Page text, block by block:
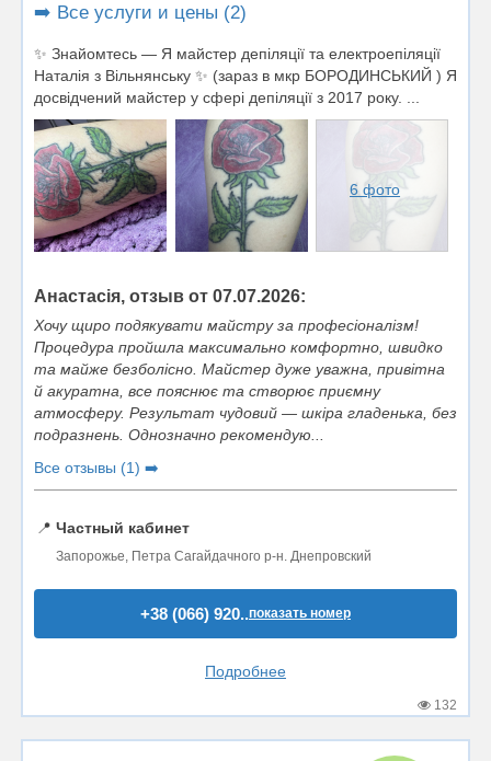
➡️ Все услуги и цены (2)
✨ Знайомтесь — Я майстер депіляції та електроепіляції
Наталія з Вільнянську ✨ (зараз в мкр БОРОДИНСЬКИЙ ) Я
досвідчений майстер у сфері депіляції з 2017 року. ...
6 фото
Анастасія, отзыв от 07.07.2026:
Хочу щиро подякувати майстру за професіоналізм!
Процедура пройшла максимально комфортно, швидко
та майже безболісно. Майстер дуже уважна, привітна
й акуратна, все пояснює та створює приємну
атмосферу. Результат чудовий — шкіра гладенька, без
подразнень. Однозначно рекомендую...
Все отзывы (1) ➡️
📍 Частный кабинет
Запорожье, Петра Сагайдачного р-н. Днепровский
+38 (066) 920..показать номер
Подробнее
132